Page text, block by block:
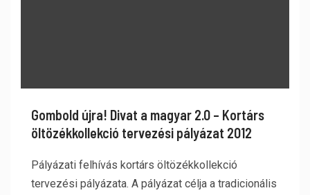
Gombold újra! Divat a magyar 2.0 – Kortárs
öltözékkollekció tervezési pályázat 2012
Pályázati felhívás kortárs öltözékkollekció
tervezési pályázata. A pályázat célja a tradicionális